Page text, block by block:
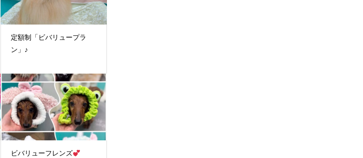
定額制「ビバリュープラ
ン」♪
ビバリューフレンズ